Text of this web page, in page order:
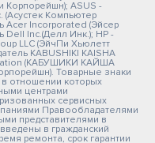
Корпорейшн); ASUS -
(Асустек Компьютер
Acer Incorporated (Эйсер
Dell Inc.(Делл Инк.); HP -
LLC (ЭйчПи Хьюлетт
KABUSHIKI KAISHA
(КАБУШИКИ КАЙША
Товарные знаки
в отношении которых
центрами
сервисных
Правообладателями
представителями в
в гражданский
ремонта, срок гарантии